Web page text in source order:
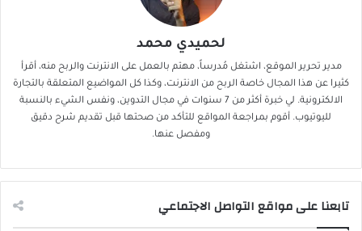
لحميدي محمد
مدير تحرير الموقع، اشتغل مُدرساً، مهتم بالعمل على الانترنت والربح منه، أقرأ
كثيرا عن هذا المجال خاصة الربح من الانترنت، وكذا كل المواضيع المتعلقة بالتجارة
الالكترونية. لي خبرة أكثر من 7 سنوات في مجال التدوين، ونفس الشيء بالنسبة
لليوتيوب. أقوم بمراجعة المواقع للتأكد من صحتها قبل تقديم شرح دقيق
ومفصل عنها.
تابعنا على مواقع التواصل الاجتماعي